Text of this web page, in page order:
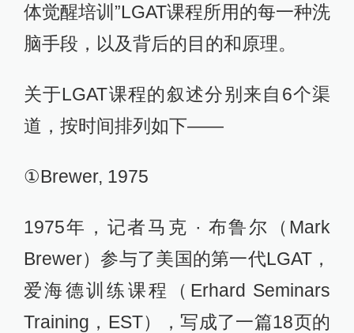
体觉醒培训”LGAT课程所用的每一种洗
脑手段，以及背后的目的和原理。
关于LGAT课程的叙述分别来自6个渠
道，按时间排列如下——
①Brewer, 1975
1975年，记者马克 · 布鲁尔（Mark
Brewer）参与了美国的第一代LGAT，
爱海德训练课程（Erhard Seminars
Training，EST），写成了一篇18页的